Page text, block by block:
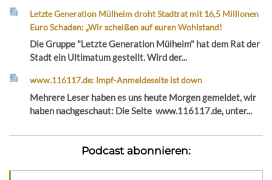
Letzte Generation Mülheim droht Stadtrat mit 16,5 Millionen
Euro Schaden: „Wir scheißen auf euren Wohlstand!
Die Gruppe "Letzte Generation Mülheim" hat dem Rat der
Stadt ein Ultimatum gestellt. Wird der...
www.116117.de: Impf-Anmeldeseite ist down
Mehrere Leser haben es uns heute Morgen gemeldet, wir
haben nachgeschaut: Die Seite www.116117.de, unter...
Podcast abonnieren: